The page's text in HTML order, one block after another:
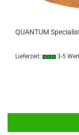
QUANTUM
Lieferzeit: 3-5